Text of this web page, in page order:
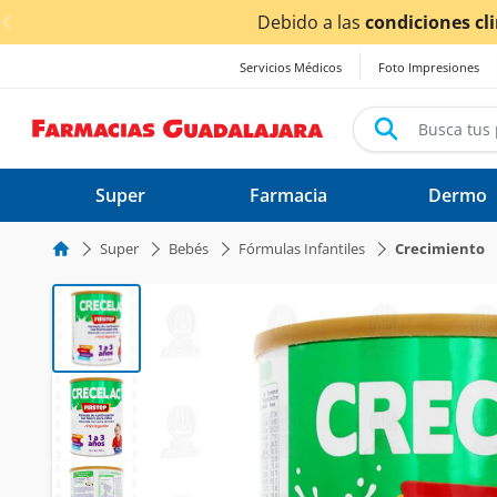
< div class="carousel-inner">
Servicios Médicos Foto Impresiones
Super Farmacia Dermo
Super Bebés Fórmulas Infantiles Crecimiento